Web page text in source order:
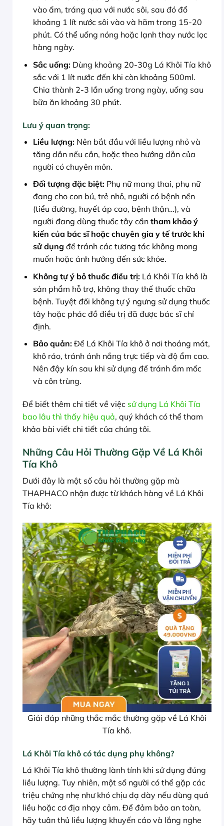
vào ấm, tráng qua với nước sôi, sau đó đổ
khoảng 1 lít nước sôi vào và hãm trong 15-20
phút. Có thể uống nóng hoặc lạnh thay nước lọc
hàng ngày.
Sắc uống:Dùng khoảng 20-30g Lá Khôi Tía khô
sắc với 1 lít nước đến khi còn khoảng 500ml.
Chia thành 2-3 lần uống trong ngày, uống sau
bữa ăn khoảng 30 phút.
Lưu ý quan trọng:
Liều lượng:Nên bắt đầu với liều lượng nhỏ và
tăng dần nếu cần, hoặc theo hướng dẫn của
người có chuyên môn.
Đối tượng đặc biệt:Phụ nữ mang thai, phụ nữ
đang cho con bú, trẻ nhỏ, người có bệnh nền
(tiểu đường, huyết áp cao, bệnh thận…), và
người đang dùng thuốc tây cần tham khảo ý
kiến của bác sĩ hoặc chuyên gia y tế trước khi
sử dụng để tránh các tương tác không mong
muốn hoặc ảnh hưởng đến sức khỏe.
Không tự ý bỏ thuốc điều trị:Lá Khôi Tía khô là
sản phẩm hỗ trợ, không thay thế thuốc chữa
bệnh. Tuyệt đối không tự ý ngưng sử dụng thuốc
tây hoặc phác đồ điều trị đã được bác sĩ chỉ
định.
Bảo quản:Để Lá Khôi Tía khô ở nơi thoáng mát,
khô ráo, tránh ánh nắng trực tiếp và độ ẩm cao.
Nên đậy kín sau khi sử dụng để tránh ẩm mốc
và côn trùng.
Để biết thêm chi tiết về việc sử dụng Lá Khôi Tía
bao lâu thì thấy hiệu quả, quý khách có thể tham
khảo bài viết chi tiết của chúng tôi.
Những Câu Hỏi Thường Gặp Về Lá Khôi
Tía Khô
Dưới đây là một số câu hỏi thường gặp mà
THAPHACO nhận được từ khách hàng về Lá Khôi
Tía khô:
Giải đáp những thắc mắc thường gặp về Lá Khôi
Tía khô.
Lá Khôi Tía khô có tác dụng phụ không?
Lá Khôi Tía khô thường lành tính khi sử dụng đúng
liều lượng. Tuy nhiên, một số người có thể gặp các
triệu chứng nhẹ như khó chịu dạ dày nếu dùng quá
liều hoặc cơ địa nhạy cảm. Để đảm bảo an toàn,
hãy tuân thủ liều lượng khuyến cáo và lắng nghe